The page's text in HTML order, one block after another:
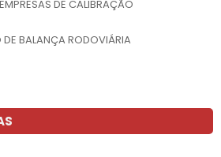
DE CALIBRAÇÃO
BALANÇA RODOVIÁRIA
RODOVIÁRIA EMPRESAS